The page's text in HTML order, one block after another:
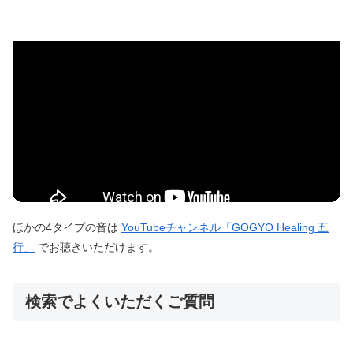
ほかの4タイプの音は YouTubeチャンネル「GOGYO Healing 五
行」
でお聴きいただけます。
検索でよくいただくご質問